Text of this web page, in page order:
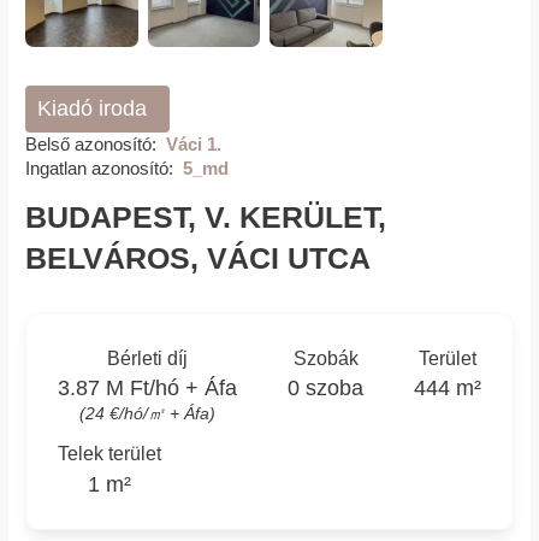
Kiadó iroda
Belső azonosító: Váci 1.
Ingatlan azonosító: 5_md
BUDAPEST, V. KERÜLET,
BELVÁROS, VÁCI UTCA
Bérleti díj
3.87 M Ft/hó + Áfa
(24 €/hó/㎡ + Áfa)
Szobák
0 szoba
Terület
444 m²
Telek terület
1 m²